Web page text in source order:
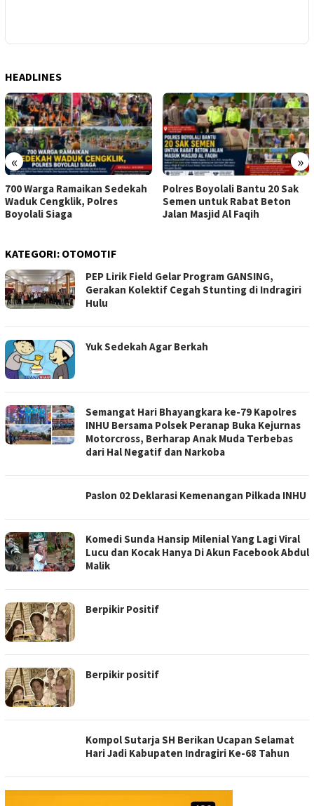
HEADLINES
« »
700 Warga Ramaikan Sedekah
Waduk Cengklik, Polres
Boyolali Siaga
Polres Boyolali Bantu 20 Sak
Semen untuk Rabat Beton
Jalan Masjid Al Faqih
KATEGORI: OTOMOTIF
PEP Lirik Field Gelar Program GANSING,
Gerakan Kolektif Cegah Stunting di Indragiri
Hulu
Yuk Sedekah Agar Berkah
Semangat Hari Bhayangkara ke-79 Kapolres
INHU Bersama Polsek Peranap Buka Kejurnas
Motorcross, Berharap Anak Muda Terbebas
dari Hal Negatif dan Narkoba
Paslon 02 Deklarasi Kemenangan Pilkada INHU
Komedi Sunda Hansip Milenial Yang Lagi Viral
Lucu dan Kocak Hanya Di Akun Facebook Abdul
Malik
Berpikir Positif
Berpikir positif
Kompol Sutarja SH Berikan Ucapan Selamat
Hari Jadi Kabupaten Indragiri Ke-68 Tahun